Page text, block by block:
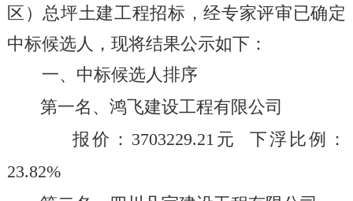
区）总坪土建工程招标，经专家评审已确定
中标候选人，现将结果公示如下：
一、中标候选人排序
第一名、 鸿飞建设工程有限公司
报价： 3703229.21 元
下浮比例：
23.82%